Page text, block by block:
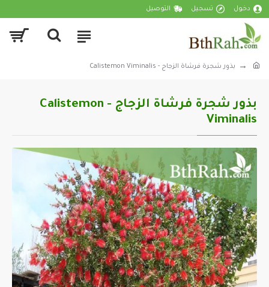
دخول تسجيل التوصيل
بذور شجرة فرشاة الزجاج - Calistemon Viminalis
بذور شجرة فرشاة الزجاج - Calistemon
Viminalis